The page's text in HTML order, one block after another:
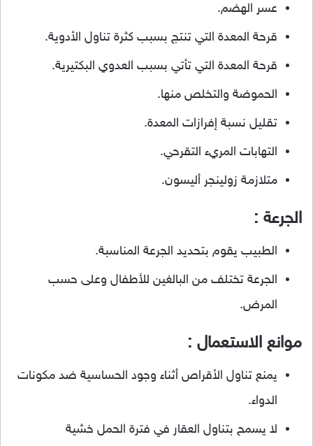
عسر الهضم.
قرحة المعدة التي تنتج بسبب كثرة تناول الأدوية.
قرحة المعدة التي تأتي بسبب العدوي البكتيرية.
الحموضة والتخلص منها.
تقليل نسبة إفرازات المعدة.
التهابات المريء التقرحي.
متلازمة زولينجر أليسون.
الجرعة :
الطبيب يقوم بتحديد الجرعة المناسبة.
الجرعة تختلف من البالغين للأطفال وعلى حسب
المرض.
موانع الاستعمال :
يمنع تناول الأقراص أثناء وجود الحساسية ضد مكونات
الدواء.
لا يسمح بتناول العقار في فترة الحمل خشية